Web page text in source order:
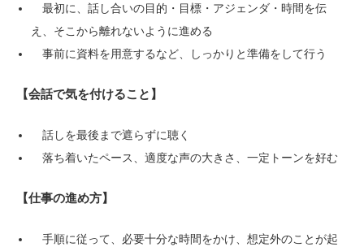
最初に、話し合いの目的・目標・アジェンダ・時間を伝
え、そこから離れないように進める
事前に資料を用意するなど、しっかりと準備をして行う
【会話で気を付けること】
話しを最後まで遮らずに聴く
落ち着いたペース、適度な声の大きさ、一定トーンを好む
【仕事の進め方】
手順に従って、必要十分な時間をかけ、想定外のことが起